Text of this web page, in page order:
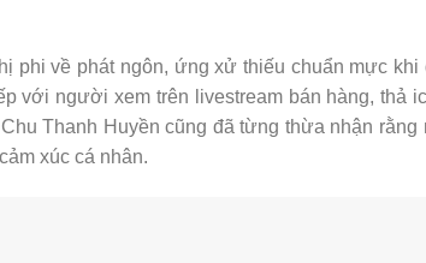
phi về phát ngôn, ứng xử thiếu chuẩn mực
với người xem trên livestream bán hàng, thả
Thanh Huyền cũng đã từng thừa nhận
xúc cá nhân.